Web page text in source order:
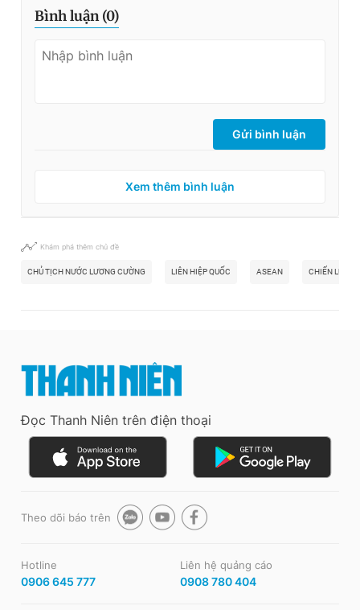
Bình luận (0)
Gửi bình luận
Xem thêm bình luận
Khám phá thêm chủ đề
CHỦ TỊCH NƯỚC LƯƠNG CƯỜNG LIÊN HIỆP QUỐC ASEAN CHIẾN LƯỢC
Đọc Thanh Niên trên điện thoại
Theo dõi báo trên
Hotline
0906 645 777
Liên hệ quảng cáo
0908 780 404